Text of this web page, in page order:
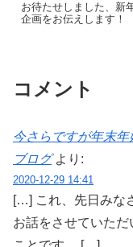
お待たせしました、新
企画をお伝えします！
コメント
今さらですが年末年
ブログ より:
2020-12-29 14:41
[…] これ、先日みな
お話をさせていた